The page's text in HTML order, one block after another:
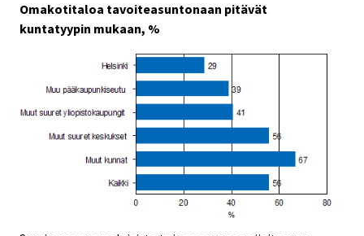
Omakotitaloa tavoiteasuntonaan pitävät
kuntatyypin mukaan, %